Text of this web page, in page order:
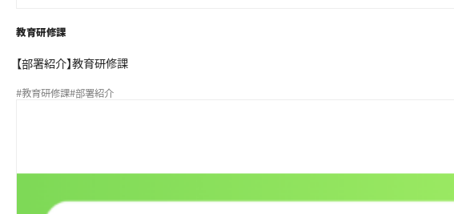
教育研修課
【部署紹介】教育研修課
#教育研修課#部署紹介